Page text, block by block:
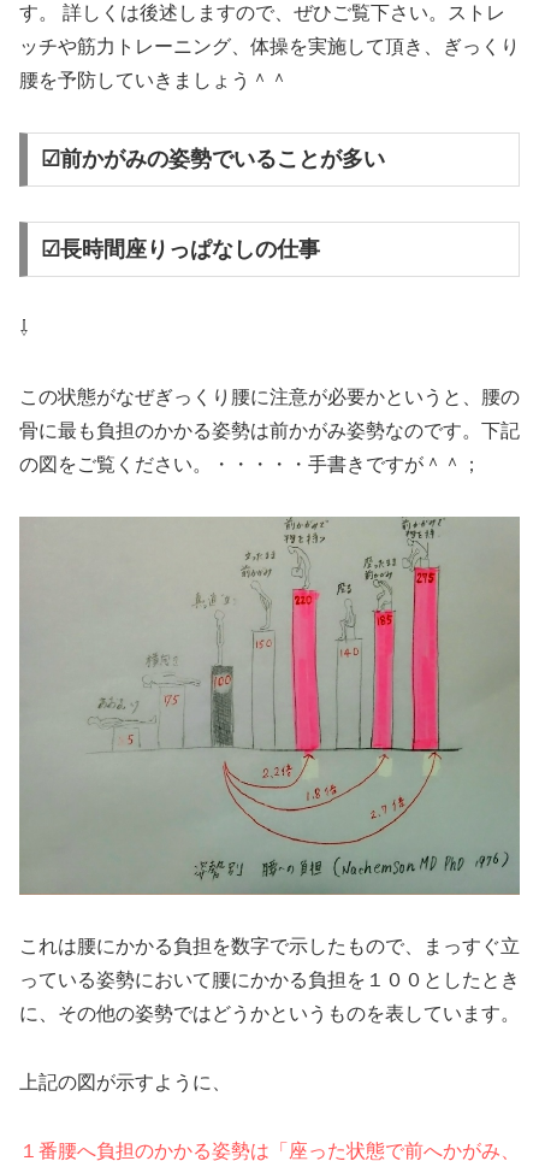
す。 詳しくは後述しますので、ぜひご覧下さい。ストレ
ッチや筋力トレーニング、体操を実施して頂き、ぎっくり
腰を予防していきましょう＾＾
☑前かがみの姿勢でいることが多い
☑長時間座りっぱなしの仕事
⇩
この状態がなぜぎっくり腰に注意が必要かというと、腰の
骨に最も負担のかかる姿勢は前かがみ姿勢なのです。下記
の図をご覧ください。・・・・・手書きですが＾＾；
これは腰にかかる負担を数字で示したもので、まっすぐ立
っている姿勢において腰にかかる負担を１００としたとき
に、その他の姿勢ではどうかというものを表しています。
上記の図が示すように、
１番腰へ負担のかかる姿勢は「座った状態で前へかがみ、